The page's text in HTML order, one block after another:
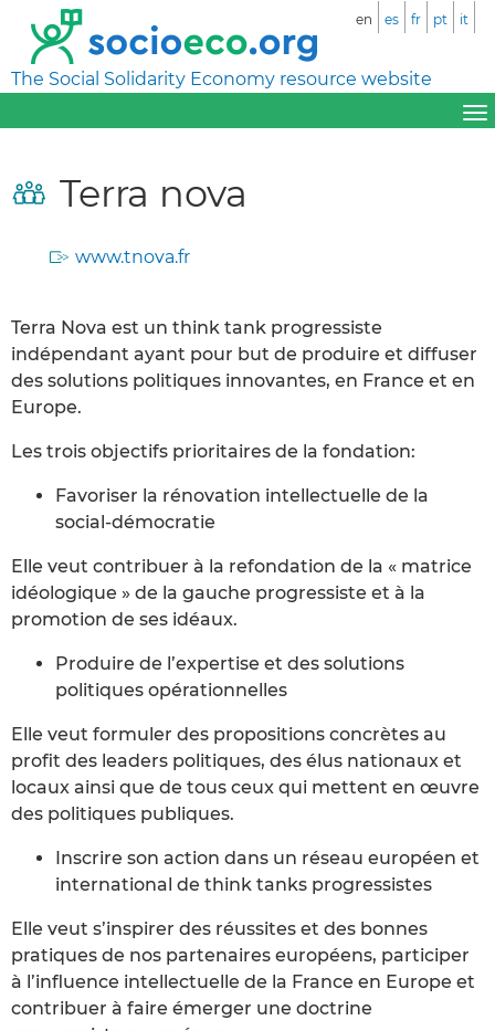
The Social Solidarity Economy resource website
en es fr pt it
Terra nova
www.tnova.fr
Terra Nova est un think tank progressiste
indépendant ayant pour but de produire et diffuser
des solutions politiques innovantes, en France et en
Europe.
Les trois objectifs prioritaires de la fondation:
Favoriser la rénovation intellectuelle de la
social-démocratie
Elle veut contribuer à la refondation de la « matrice
idéologique » de la gauche progressiste et à la
promotion de ses idéaux.
Produire de l’expertise et des solutions
politiques opérationnelles
Elle veut formuler des propositions concrètes au
profit des leaders politiques, des élus nationaux et
locaux ainsi que de tous ceux qui mettent en œuvre
des politiques publiques.
Inscrire son action dans un réseau européen et
international de think tanks progressistes
Elle veut s’inspirer des réussites et des bonnes
pratiques de nos partenaires européens, participer
à l’influence intellectuelle de la France en Europe et
contribuer à faire émerger une doctrine